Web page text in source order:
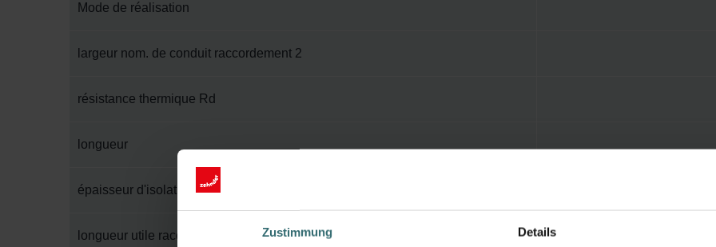
Zustimmung Details
Mode de réalisation
largeur nom. de conduit raccordement 2
résistance thermique Rd
longueur
épaisseur d'isolation
longueur utile raccordement 2